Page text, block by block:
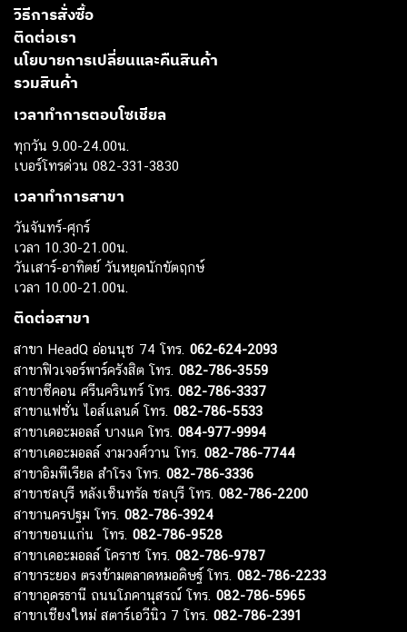
วิธีการสั่งซื้อ
ติดต่อเรา
นโยบายการเปลี่ยนและคืนสินค้า
รวมสินค้า
เวลาทำการตอบโซเชียล
ทุกวัน 9.00-24.00น.
เบอร์โทรด่วน 082-331-3830
เวลาทำการสาขา
วันจันทร์-ศุกร์
เวลา 10.30-21.00น.
วันเสาร์-อาทิตย์ วันหยุดนักขัตฤกษ์
เวลา 10.00-21.00น.
ติดต่อสาขา
สาขา HeadQ อ่อนนุช 74 โทร. 062-624-2093
สาขาฟิวเจอร์พาร์ครังสิต โทร. 082-786-3559
สาขาซีคอน ศรีนครินทร์ โทร. 082-786-3337
สาขาแฟชั่น ไอส์แลนด์ โทร. 082-786-5533
สาขาเดอะมอลล์ บางแค โทร. 084-977-9994
สาขาเดอะมอลล์ งามวงศ์วาน โทร. 082-786-7744
สาขาอิมพีเรียล สำโรง โทร. 082-786-3336
สาขาชลบุรี หลังเซ็นทรัล ชลบุรี โทร. 082-786-2200
สาขานครปฐม โทร. 082-786-3924
สาขาขอนแก่น โทร. 082-786-9528
สาขาเดอะมอลล์ โคราช โทร. 082-786-9787
สาขาระยอง ตรงข้ามตลาดหมอดิษฐ์ โทร. 082-786-2233
สาขาอุดรธานี ถนนโภคานุสรณ์ โทร. 082-786-5965
สาขาเชียงใหม่ สตาร์เอวีนิว 7 โทร. 082-786-2391